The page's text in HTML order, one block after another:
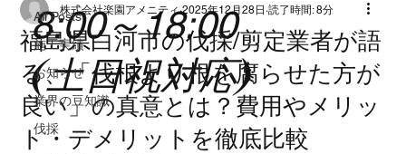
8:00～18:00
(土日祝対応)
All Posts
施工実績
お知らせ
業界の豆知識
伐採
福島県白河市の伐採/剪定業者が語
る、「伐根より根を腐らせた方が
良い」の真意とは？費用やメリッ
ト・デメリットを徹底比較
株式会社楽園アメニティ 2025年12月28日 読了時間: 8分